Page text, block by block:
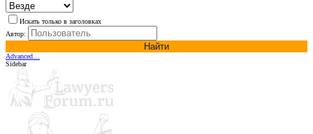
Искать только в заголовках
Автор:
Найти
Advanced…
Sidebar